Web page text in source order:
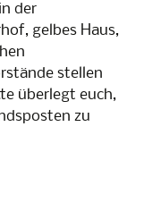
in der
gelbes Haus,
stellen
überlegt euch,
zu